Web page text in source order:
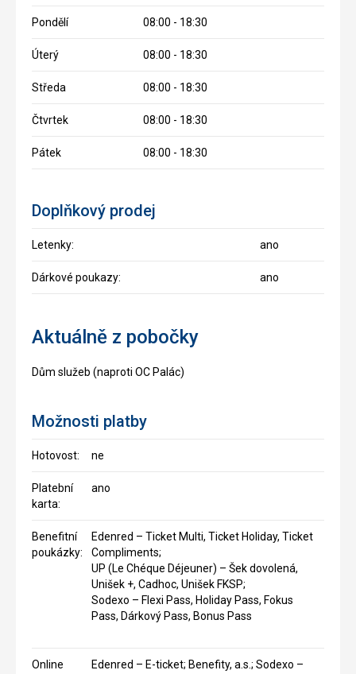
Pondělí 08:00 - 18:30
Úterý 08:00 - 18:30
Středa 08:00 - 18:30
Čtvrtek 08:00 - 18:30
Pátek 08:00 - 18:30
Doplňkový prodej
Letenky: ano
Dárkové poukazy: ano
Aktuálně z pobočky
Dům služeb (naproti OC Palác)
Možnosti platby
Hotovost: ne
Platební
karta:
ano
Benefitní
poukázky:
Edenred – Ticket Multi, Ticket Holiday, Ticket
Compliments;
UP (Le Chéque Déjeuner) – Šek dovolená,
Unišek +, Cadhoc, Unišek FKSP;
Sodexo – Flexi Pass, Holiday Pass, Fokus
Pass, Dárkový Pass, Bonus Pass
Online
Edenred – E-ticket; Benefity, a.s.; Sodexo –